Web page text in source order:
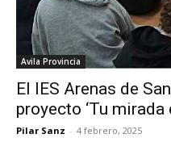
Avila Provincia
El IES Arenas de
proyecto ‘Tu mirada
Pilar Sanz - 4 febrero, 2025